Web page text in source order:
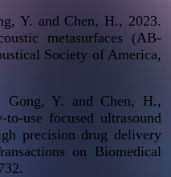
Y. and Chen, H., 2023.
metasurfaces (AB-
Society of America,
Y. and Chen, H.,
use focused ultrasound
precision drug delivery
on Biomedical